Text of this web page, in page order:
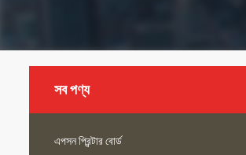
সব পণ্য
এপসন প্রিন্টার বোর্ড